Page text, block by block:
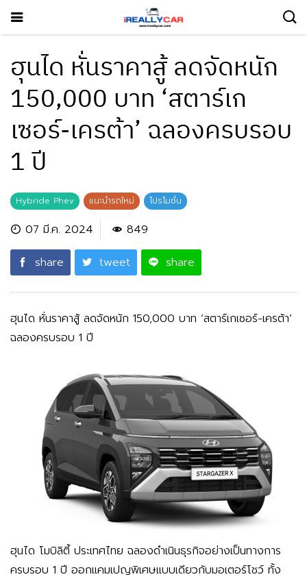
ฮุนได หั่นราคาสู้ ลดจัดหนัก
150,000 บาท ‘สตาร์เก
เซอร์-เครต้า’ ฉลองครบรอบ
1 ปี
Hybride Phev แนะนำรถใหม่ โปรโมชั่น
07 มี.ค. 2024
849
share
tweet share
ฮุนได หั่นราคาสู้ ลดจัดหนัก 150,000 บาท ‘สตาร์เกเซอร์-เครต้า’
ฉลองครบรอบ 1 ปี
ฮุนได โมบิลิตี้ ประเทศไทย ฉลองดำเนินธุรกิจอย่างเป็นทางการ
ครบรอบ 1 ปี ออกแคมเปญพิเศษแบบเดียวกับมอเตอร์โชว์ ทั้ง